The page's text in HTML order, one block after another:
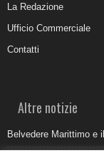
La Redazione
Ufficio Commerciale
Contatti
Altre notizie
Belvedere Marittimo e